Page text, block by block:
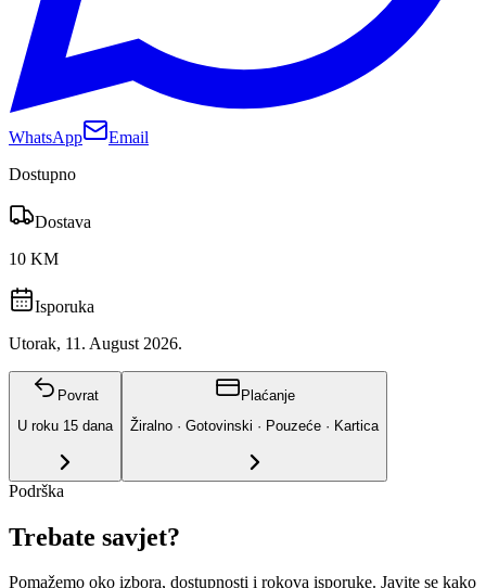
WhatsApp
Email
Dostupno
Dostava
10 KM
Isporuka
Utorak, 11. August 2026.
Povrat
U roku 15 dana
Plaćanje
Žiralno · Gotovinski · Pouzeće · Kartica
Podrška
Trebate savjet?
Pomažemo oko izbora, dostupnosti i rokova isporuke. Javite se kako